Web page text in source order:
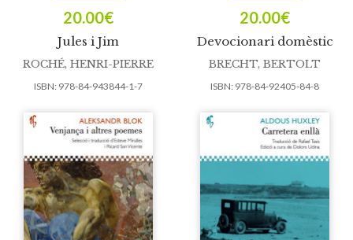
Jules i Jim
20.00€
ROCHÉ, HENRI-PIERRE
ISBN: 978-84-943844-1-7
Devocionari domèstic
20.00€
BRECHT, BERTOLT
ISBN: 978-84-92405-84-8